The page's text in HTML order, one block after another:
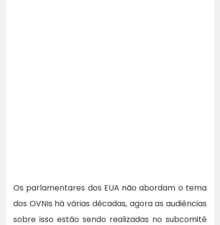
Os parlamentares dos EUA não abordam o tema
dos OVNIs há várias décadas, agora as audiências
sobre isso estão sendo realizadas no subcomitê